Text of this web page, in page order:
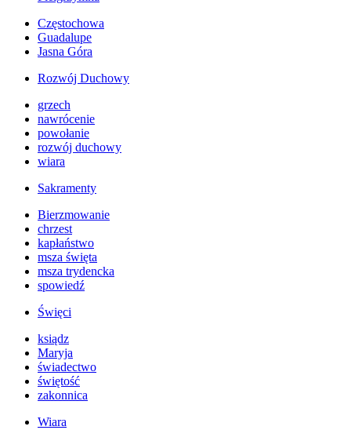
Częstochowa
Guadalupe
Jasna Góra
Rozwój Duchowy
grzech
nawrócenie
powołanie
rozwój duchowy
wiara
Sakramenty
Bierzmowanie
chrzest
kapłaństwo
msza święta
msza trydencka
spowiedź
Święci
ksiądz
Maryja
świadectwo
świętość
zakonnica
Wiara